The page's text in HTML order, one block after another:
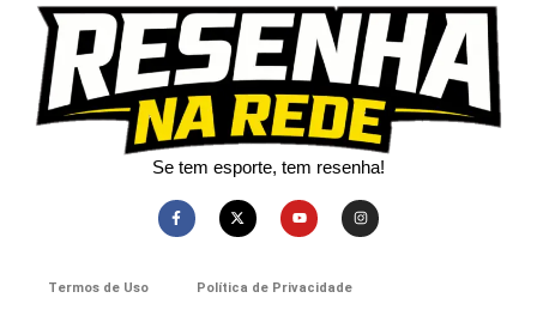
Se tem esporte, tem resenha!​
Termos de Uso Política de Privacidade